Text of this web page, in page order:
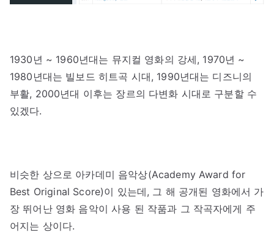
1930년 ~ 1960년대는 뮤지컬 영화의 강세, 1970년 ~
1980년대는 빌보드 히트곡 시대, 1990년대는 디즈니의
부활, 2000년대 이후는 장르의 다변화 시대로 구분할 수
있겠다.
비슷한 상으로 아카데미 음악상(Academy Award for
Best Original Score)이 있는데, 그 해 공개된 영화에서 가
장 뛰어난 영화 음악이 사용 된 작품과 그 작곡자에게 주
어지는 상이다.